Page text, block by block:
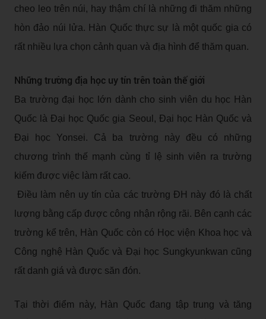
cheo leo trên núi, hay thậm chí là những đi thăm những
hòn đảo núi lửa. Hàn Quốc thực sự là một quốc gia có
rất nhiều lựa chọn cảnh quan và địa hình để thăm quan.
Những trường địa học uy tín trên toàn thế giới
Ba trường đại học lớn dành cho sinh viên du học Hàn
Quốc là Đại học Quốc gia Seoul, Đại học Hàn Quốc và
Đại học Yonsei. Cả ba trường này đều có những
chương trình thế mạnh cùng tỉ lệ sinh viên ra trường
kiếm được việc làm rất cao.
Điều làm nên uy tín của các trường ĐH này đó là chất
lượng bằng cấp được công nhận rộng rãi. Bên cạnh các
trường kể trên, Hàn Quốc còn có Học viện Khoa học và
Công nghệ Hàn Quốc và Đại học Sungkyunkwan cũng
rất danh giá và được săn đón.
Tại thời điểm này, Hàn Quốc đang tập trung và tăng